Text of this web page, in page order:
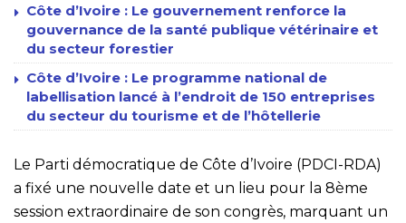
Côte d’Ivoire : Le gouvernement renforce la
gouvernance de la santé publique vétérinaire et
du secteur forestier
Côte d’Ivoire : Le programme national de
labellisation lancé à l’endroit de 150 entreprises
du secteur du tourisme et de l’hôtellerie
Le Parti démocratique de Côte d’Ivoire (PDCI-RDA)
a fixé une nouvelle date et un lieu pour la 8ème
session extraordinaire de son congrès, marquant un